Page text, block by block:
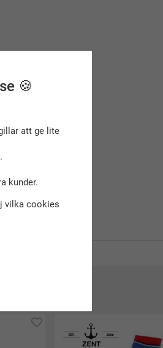
🍪
att ge lite
kunder.
vilka cookies